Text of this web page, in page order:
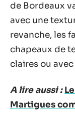
de Bordeaux
avec une
revanche, les
chapeaux de
claires ou
A lire aussi :
Martigues